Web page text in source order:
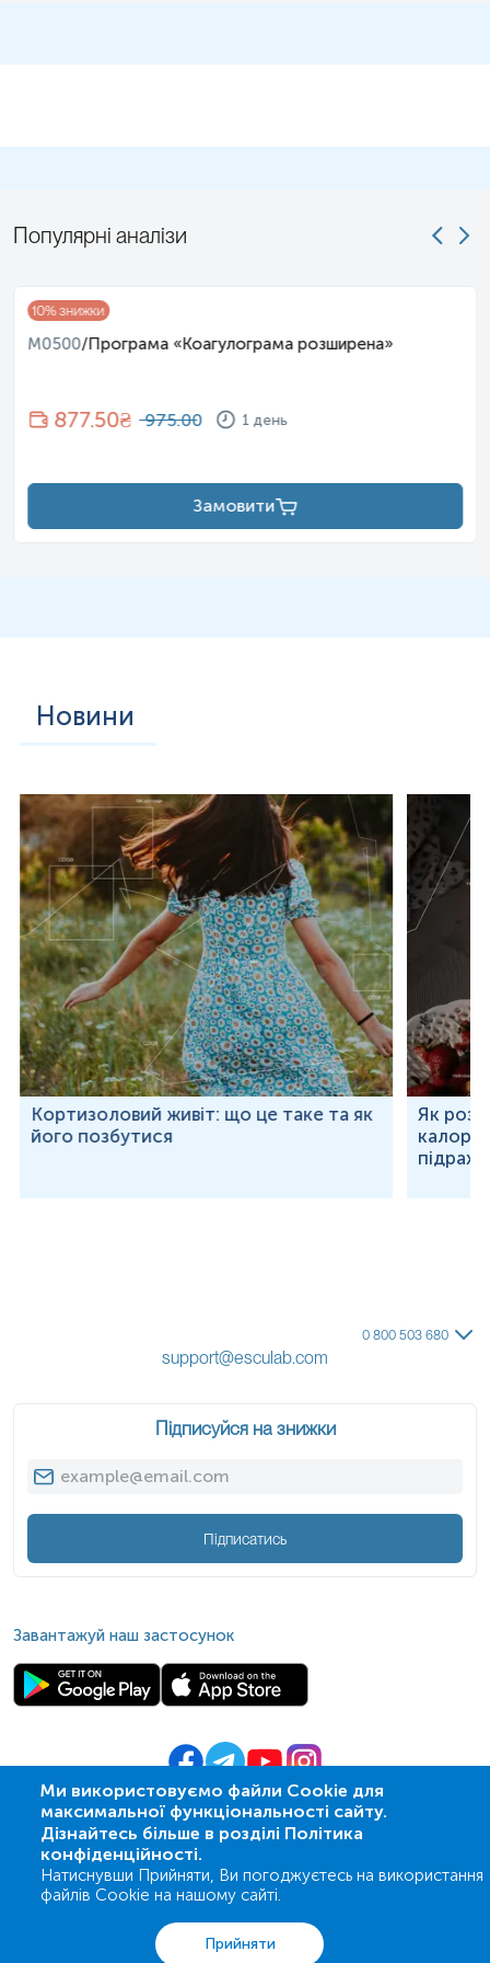
20 хв після сечовипускання.
спеціаліст – медична сестра, лікар тощо.
Популярні аналізи
10% знижки
M0500/Програма «Коагулограма розширена»
877.50₴ 975.00 1 день
Замовити
Новини
Кортизоловий живіт: що це таке та як
його позбутися
Як
Ми використовуємо файли Cookie для
максимальної функціональності сайту.
Дізнайтесь більше в розділі Політика
конфіденційності.
Натиснувши Прийняти, Ви погоджуєтесь на використання
файлів Cookie на нашому сайті.
Прийняти
0 800 503 680
support@esculab.com
Підписуйся на знижки
Підписатись
Завантажуй наш застосунок
© 2009- 2026 | ПСМЛ «Ескулаб»
Акції Адреси Кошик